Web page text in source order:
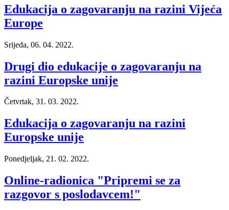
Edukacija o zagovaranju na razini Vijeća
Europe
Srijeda, 06. 04. 2022.
Drugi dio edukacije o zagovaranju na
razini Europske unije
Četvrtak, 31. 03. 2022.
Edukacija o zagovaranju na razini
Europske unije
Ponedjeljak, 21. 02. 2022.
Online-radionica "Pripremi se za
razgovor s poslodavcem!"